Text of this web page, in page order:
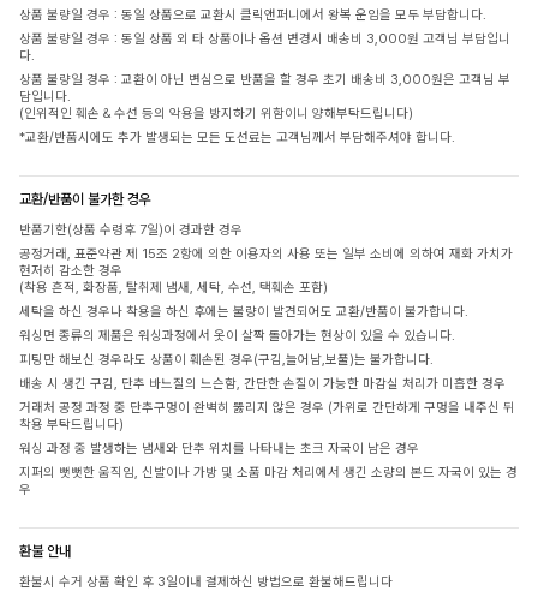
상품 불량일 경우 : 동일 상품으로 교환시 클릭앤퍼니에서 왕복 운임을 모두 부담합니다.
상품 불량일 경우 : 동일 상품 외 타 상품이나 옵션 변경시 배송비 3,000원 고객님 부담입니
다.
상품 불량일 경우 : 교환이 아닌 변심으로 반품을 할 경우 초기 배송비 3,000원은 고객님 부
담입니다.
(인위적인 훼손 & 수선 등의 악용을 방지하기 위함이니 양해부탁드립니다)
*교환/반품시에도 추가 발생되는 모든 도선료는 고객님께서 부담해주셔야 합니다.
교환/반품이 불가한 경우
반품기한(상품 수령후 7일)이 경과한 경우
공정거래, 표준약관 제 15조 2항에 의한 이용자의 사용 또는 일부 소비에 의하여 재화 가치가
현저히 감소한 경우
(착용 흔적, 화장품, 탈취제 냄새, 세탁, 수선, 택훼손 포함)
세탁을 하신 경우나 착용을 하신 후에는 불량이 발견되어도 교환/반품이 불가합니다.
워싱면 종류의 제품은 워싱과정에서 옷이 살짝 돌아가는 현상이 있을 수 있습니다.
피팅만 해보신 경우라도 상품이 훼손된 경우(구김,늘어남,보풀)는 불가합니다.
배송 시 생긴 구김, 단추 바느질의 느슨함, 간단한 손질이 가능한 마감실 처리가 미흡한 경우
거래처 공정 과정 중 단추구멍이 완벽히 뚫리지 않은 경우 (가위로 간단하게 구멍을 내주신 뒤
착용 부탁드립니다)
워싱 과정 중 발생하는 냄새와 단추 위치를 나타내는 초크 자국이 남은 경우
지퍼의 뻣뻣한 움직임, 신발이나 가방 및 소품 마감 처리에서 생긴 소량의 본드 자국이 있는 경
우
환불 안내
환불시 수거 상품 확인 후 3일이내 결제하신 방법으로 환불해드립니다